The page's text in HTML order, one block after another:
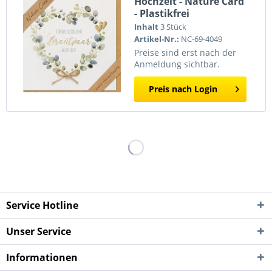
- Plastikfrei
(Quadratisch)
Inhalt3 Stück
Artikel-Nr.: NC-69-4049
Preise sind erst nach der
Anmeldung sichtbar.
Preis nach Login
Service Hotline
Unser Service
Informationen